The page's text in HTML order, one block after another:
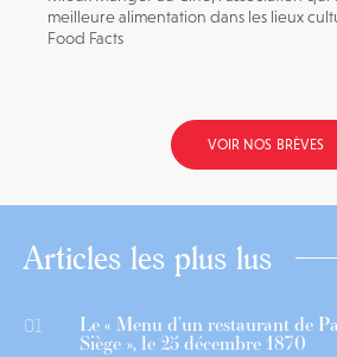
meilleure alimentation dans les lieux
Food Facts
VOIR NOS BRÈVES
Articles les plus lus
01 Le « Menu d’un restaurant de
Siège », le 25 décembre 1870